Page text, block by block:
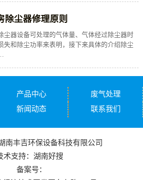
除尘器修理原则
尘器设备可处理的气体量、气体经过除尘器时
失和除尘功率来表明，接下来具体的介绍除尘
产品中心
废气处理
新闻动态 联系我们
南丰吉环保设备科技有限公司
术支持： 湖南好搜
备案号：